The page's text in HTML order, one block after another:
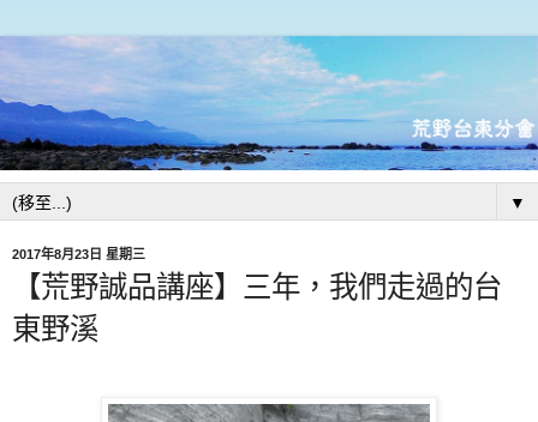
▼
2017年8月23日 星期三
【荒野誠品講座】三年，我們走過的台
東野溪